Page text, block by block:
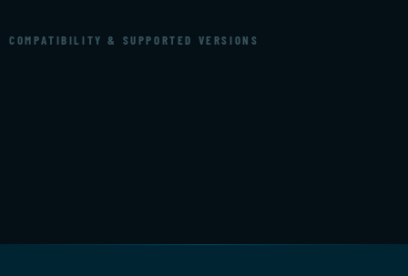
COMPATIBILITY & SUPPORTED VERSIONS